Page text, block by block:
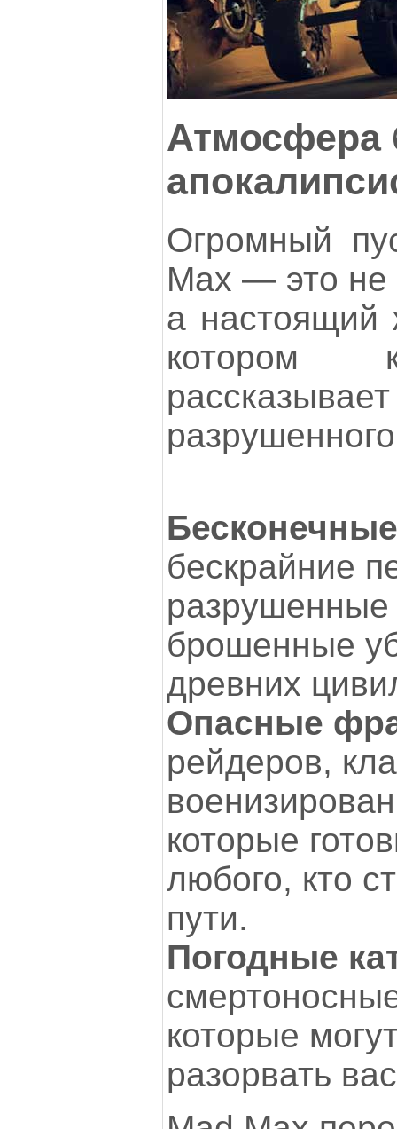
Атмосфера
Огромный
Max — это не
а настоящий
котором
бескрайние
разрушенные
брошенные
древних
Опасные
рейдеров,
которые
любого, кто
пути.
Погодные
которые
разорвать